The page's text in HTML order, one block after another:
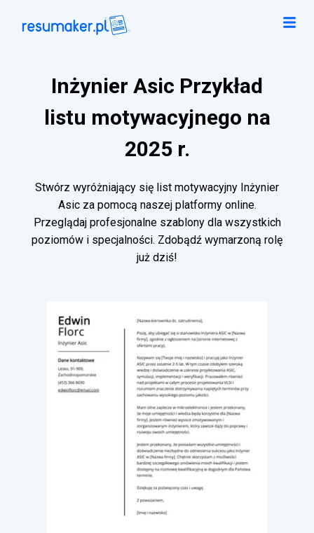
Inżynier Asic Przykład
listu motywacyjnego na
2025 r.
Stwórz wyróżniający się list motywacyjny Inżynier
Asic za pomocą naszej platformy online.
Przeglądaj profesjonalne szablony dla wszystkich
poziomów i specjalności. Zdobądź wymarzoną rolę
już dziś!